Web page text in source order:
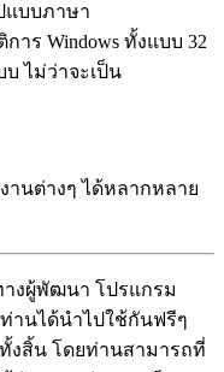
แบบภาษา
าร Windows ทั้งแบบ 32
บ ไม่ว่าจะเป็น
านต่างๆ ได้หลากหลาย
างผู้พัฒนา โปรแกรม
ท่านได้นำไปใช้กันฟรีๆ
ทั้งสิ้น โดยท่านสามารถที่